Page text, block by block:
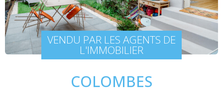
VENDU PAR LES AGENTS DE
L'IMMOBILIER
COLOMBES